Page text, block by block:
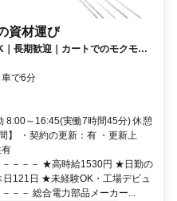
資材運び
長期歓迎｜カートでのモクモク
で6分
8:00～16:45(実働7時間45分) 休憩
】 ・契約の更新：有 ・更新上
－－－－ ★高時給1530円 ★日勤の
121日 ★未経験OK・工場デビュ
－－ 総合電力部品メーカー...